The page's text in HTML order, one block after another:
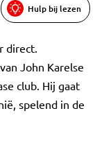
Hulp bij lezen
direct.
John Karelse
club. Hij gaat
spelend in de